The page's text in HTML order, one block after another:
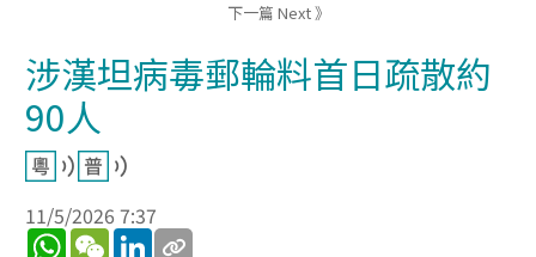
下一篇 Next 》
涉漢坦病毒郵輪料首日疏散約
90人
11/5/2026 7:37
WhatsApp
WeChatLinkedIn